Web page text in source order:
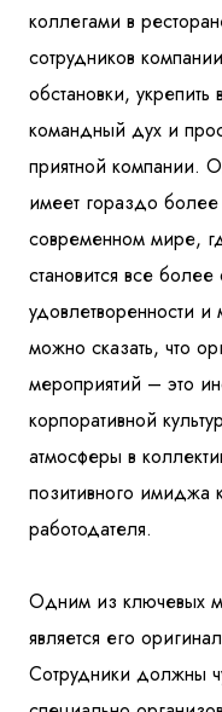
коллегами в
сотрудников
обстановки,
командный дух и
приятной компании.
имеет гораздо
современном мире,
становится все
удовлетворенности
можно сказать, что
мероприятий – это
корпоративной
атмосферы в
позитивного имиджа
работодателя.
Одним из ключевых
является его
Сотрудники должны